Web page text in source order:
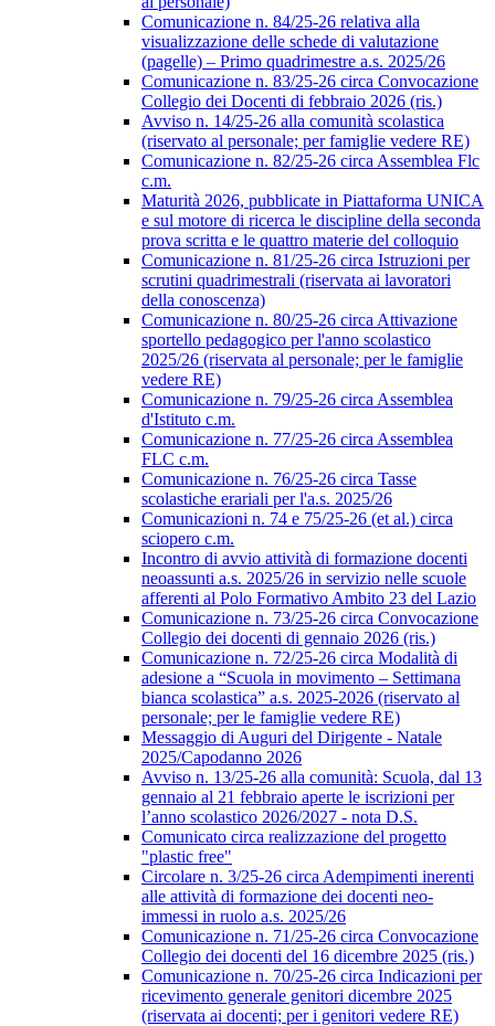
Comunicazione n. 84/25-26 relativa alla
visualizzazione delle schede di valutazione
(pagelle) – Primo quadrimestre a.s. 2025/26
Comunicazione n. 83/25-26 circa Convocazione
Collegio dei Docenti di febbraio 2026 (ris.)
Avviso n. 14/25-26 alla comunità scolastica
(riservato al personale; per famiglie vedere RE)
Comunicazione n. 82/25-26 circa Assemblea Flc
c.m.
Maturità 2026, pubblicate in Piattaforma UNICA
e sul motore di ricerca le discipline della seconda
prova scritta e le quattro materie del colloquio
Comunicazione n. 81/25-26 circa Istruzioni per
scrutini quadrimestrali (riservata ai lavoratori
della conoscenza)
Comunicazione n. 80/25-26 circa Attivazione
sportello pedagogico per l'anno scolastico
2025/26 (riservata al personale; per le famiglie
vedere RE)
Comunicazione n. 79/25-26 circa Assemblea
d'Istituto c.m.
Comunicazione n. 77/25-26 circa Assemblea
FLC c.m.
Comunicazione n. 76/25-26 circa Tasse
scolastiche erariali per l'a.s. 2025/26
Comunicazioni n. 74 e 75/25-26 (et al.) circa
sciopero c.m.
Incontro di avvio attività di formazione docenti
neoassunti a.s. 2025/26 in servizio nelle scuole
afferenti al Polo Formativo Ambito 23 del Lazio
Comunicazione n. 73/25-26 circa Convocazione
Collegio dei docenti di gennaio 2026 (ris.)
Comunicazione n. 72/25-26 circa Modalità di
adesione a “Scuola in movimento – Settimana
bianca scolastica” a.s. 2025-2026 (riservato al
personale; per le famiglie vedere RE)
Messaggio di Auguri del Dirigente - Natale
2025/Capodanno 2026
Avviso n. 13/25-26 alla comunità: Scuola, dal 13
gennaio al 21 febbraio aperte le iscrizioni per
l’anno scolastico 2026/2027 - nota D.S.
Comunicato circa realizzazione del progetto
"plastic free"
Circolare n. 3/25-26 circa Adempimenti inerenti
alle attività di formazione dei docenti neo-
immessi in ruolo a.s. 2025/26
Comunicazione n. 71/25-26 circa Convocazione
Collegio dei docenti del 16 dicembre 2025 (ris.)
Comunicazione n. 70/25-26 circa Indicazioni per
ricevimento generale genitori dicembre 2025
(riservata ai docenti; per i genitori vedere RE)